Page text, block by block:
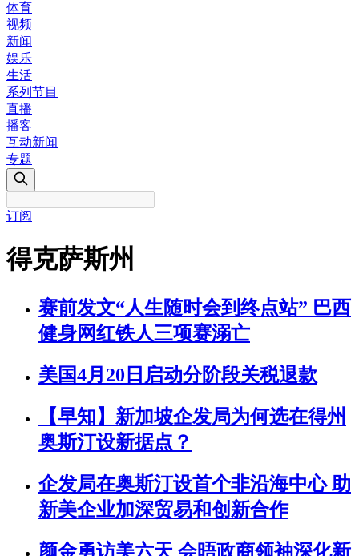
体育
视频
新闻
娱乐
生活
系列节目
直播
播客
互动新闻
专题
订阅
得克萨斯州
赛前发文“人生随时会到终点站” 巴西
健身网红铁人三项赛溺亡
美国4月20日启动分阶段关税退款
【早知】新加坡企发局为何选在得州
奥斯汀设新据点？
企发局在奥斯汀设首个非沿海中心 助
新美企业加深贸易和创新合作
颜金勇访美六天 会晤政商领袖深化新